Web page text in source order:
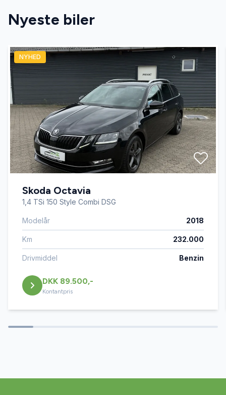
anhængertræk
antispin
app-integration
Apple CarPlay
automatgear
Automatisk lys
AUX tilslutning
bakkamera
blindvinkelsassistent
Nyeste biler
NYHED
Skoda Octavia
1,4 TSi 150 Style Combi DSG
Modelår 2018
Km 232.000
Drivmiddel Benzin
DKK 89.500,-
Kontantpris